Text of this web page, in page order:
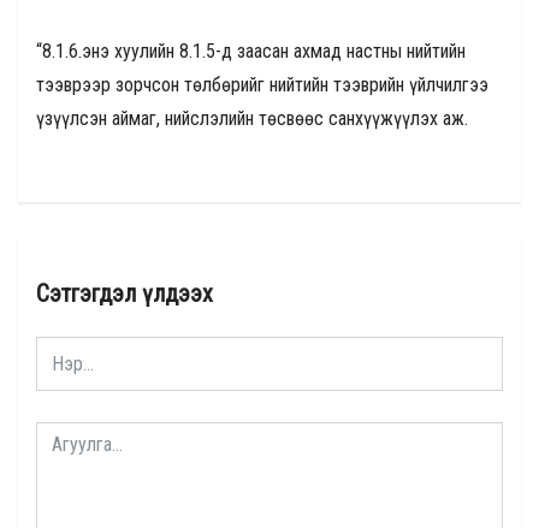
“8.1.6.энэ хуулийн 8.1.5-д заасан ахмад настны нийтийн
тээврээр зорчсон төлбөрийг нийтийн тээврийн үйлчилгээ
үзүүлсэн аймаг, нийслэлийн төсвөөс санхүүжүүлэх аж.
Сэтгэгдэл үлдээх